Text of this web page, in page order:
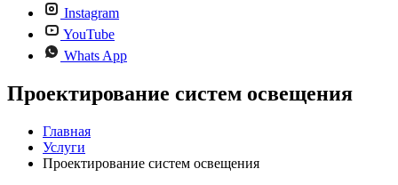
Instagram
YouTube
Whats App
Проектирование систем освещения
Главная
Услуги
Проектирование систем освещения